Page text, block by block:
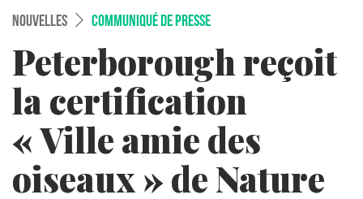
NOUVELLES COMMUNIQUÉ DE PRESSE
Peterborough reçoit
la certification
« Ville amie des
oiseaux » de Nature